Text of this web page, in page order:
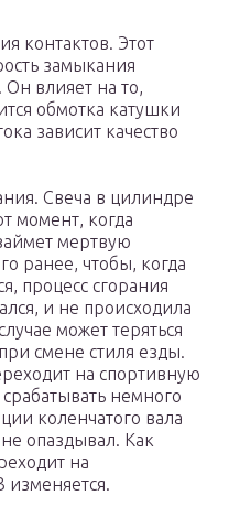
контактов. Этот
замыкания
влияет на то,
обмотка катушки
зависит качество
Свеча в цилиндре
момент, когда
мертвую
ранее, чтобы, когда
процесс сгорания
и не происходила
может теряться
смене стиля езды.
на спортивную
немного
коленчатого вала
опаздывал. Как
на